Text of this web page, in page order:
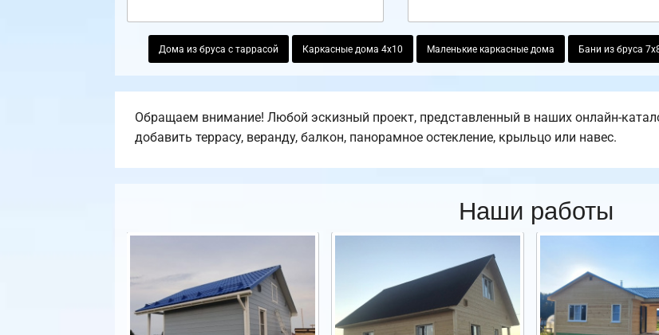
Дома из бруса с таррасой Каркасные дома 4х10 Маленькие каркасные дома Бани из бруса
Обращаем внимание! Любой эскизный проект, представленный в наших онлайн-
добавить террасу, веранду, балкон, панорамное остекление, крыльцо или навес.
Наши работы